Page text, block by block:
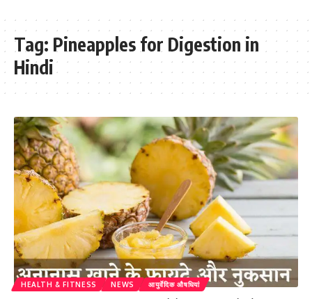
Tag: Pineapples for Digestion in
Hindi
HEALTH & FITNESS NEWS आयुर्वेदिक औषधियां